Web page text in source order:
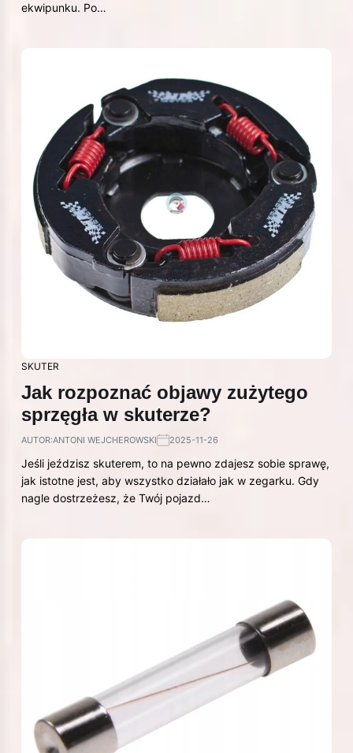
ekwipunku. Po…
SKUTER
Jak rozpoznać objawy zużytego
sprzęgła w skuterze?
AUTOR:ANTONI WEJCHEROWSKI 2025-11-26
Jeśli jeździsz skuterem, to na pewno zdajesz sobie sprawę,
jak istotne jest, aby wszystko działało jak w zegarku. Gdy
nagle dostrzeżesz, że Twój pojazd…